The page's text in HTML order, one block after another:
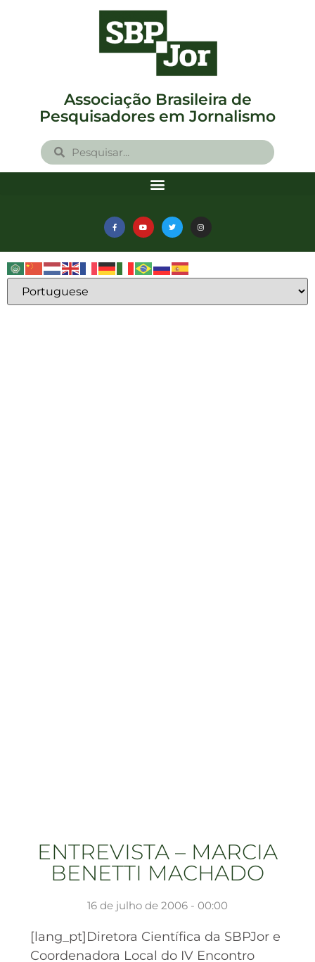
Associação Brasileira de
Pesquisadores em Jornalismo
ENTREVISTA – MARCIA
BENETTI MACHADO
16 de julho de 2006 - 00:00
[lang_pt]Diretora Científica da SBPJor e
Coordenadora Local do IV Encontro